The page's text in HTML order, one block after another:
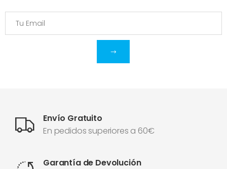
Envío Gratuito
En pedidos superiores a 60€
Garantía de Devolución